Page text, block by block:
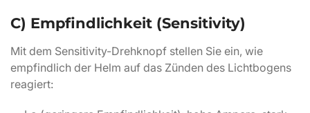
C) Empfindlichkeit (Sensitivity)
Mit dem Sensitivity-Drehknopf stellen Sie ein, wie
empfindlich der Helm auf das Zünden des Lichtbogens
reagiert: